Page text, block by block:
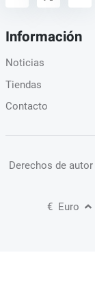
Información
Noticias
Tiendas
Contacto
Derechos de autor
€ Euro